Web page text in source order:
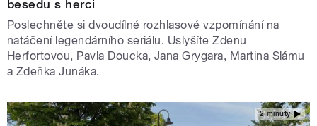
besedu s herci
Poslechněte si dvoudílné rozhlasové vzpomínání na
natáčení legendárního seriálu. Uslyšíte Zdenu
Herfortovou, Pavla Doucka, Jana Grygara, Martina Slámu
a Zdeňka Junáka.
2 minuty